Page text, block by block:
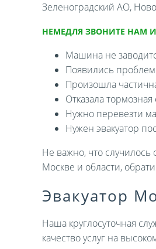
Зеленоградский АО,
НЕМЕДЛЯ ЗВОНИТЕ НАМ
Машина не
Появились
Произошла
Отказала тормозная
Нужно перевезти
Нужен эвакуатор
Не важно, что случилось
Москве и области,
Эвакуатор
Наша круглосуточная
качество услуг на